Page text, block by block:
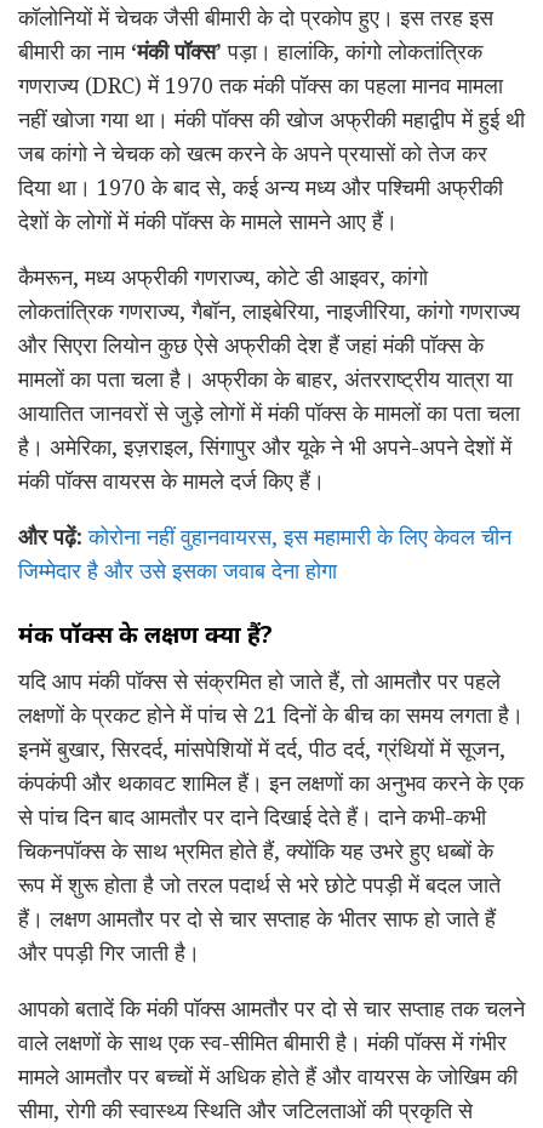
कॉलोनियों में चेचक जैसी बीमारी के दो प्रकोप हुए। इस तरह इस
बीमारी का नाम ‘मंकी पॉक्स’ पड़ा। हालांकि, कांगो लोकतांत्रिक
गणराज्य (DRC) में 1970 तक मंकी पॉक्स का पहला मानव मामला
नहीं खोजा गया था। मंकी पॉक्स की खोज अफ्रीकी महाद्वीप में हुई थी
जब कांगो ने चेचक को खत्म करने के अपने प्रयासों को तेज कर
दिया था। 1970 के बाद से, कई अन्य मध्य और पश्चिमी अफ्रीकी
देशों के लोगों में मंकी पॉक्स के मामले सामने आए हैं।
कैमरून, मध्य अफ्रीकी गणराज्य, कोटे डी आइवर, कांगो
लोकतांत्रिक गणराज्य, गैबॉन, लाइबेरिया, नाइजीरिया, कांगो गणराज्य
और सिएरा लियोन कुछ ऐसे अफ्रीकी देश हैं जहां मंकी पॉक्स के
मामलों का पता चला है। अफ्रीका के बाहर, अंतरराष्ट्रीय यात्रा या
आयातित जानवरों से जुड़े लोगों में मंकी पॉक्स के मामलों का पता चला
है। अमेरिका, इज़राइल, सिंगापुर और यूके ने भी अपने-अपने देशों में
मंकी पॉक्स वायरस के मामले दर्ज किए हैं।
और पढ़ें:कोरोना नहीं वुहानवायरस, इस महामारी के लिए केवल चीन
जिम्मेदार है और उसे इसका जवाब देना होगा
मंकी पॉक्स के लक्षण क्या हैं?
यदि आप मंकी पॉक्स से संक्रमित हो जाते हैं, तो आमतौर पर पहले
लक्षणों के प्रकट होने में पांच से 21 दिनों के बीच का समय लगता है।
इनमें बुखार, सिरदर्द, मांसपेशियों में दर्द, पीठ दर्द, ग्रंथियों में सूजन,
कंपकंपी और थकावट शामिल हैं। इन लक्षणों का अनुभव करने के एक
से पांच दिन बाद आमतौर पर दाने दिखाई देते हैं। दाने कभी-कभी
चिकनपॉक्स के साथ भ्रमित होते हैं, क्योंकि यह उभरे हुए धब्बों के
रूप में शुरू होता है जो तरल पदार्थ से भरे छोटे पपड़ी में बदल जाते
हैं। लक्षण आमतौर पर दो से चार सप्ताह के भीतर साफ हो जाते हैं
और पपड़ी गिर जाती है।
आपको बतादें कि मंकी पॉक्स आमतौर पर दो से चार सप्ताह तक चलने
वाले लक्षणों के साथ एक स्व-सीमित बीमारी है। मंकी पॉक्स में गंभीर
मामले आमतौर पर बच्चों में अधिक होते हैं और वायरस के जोखिम की
सीमा, रोगी की स्वास्थ्य स्थिति और जटिलताओं की प्रकृति से